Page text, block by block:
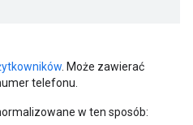
. Może zawierać
telefonu.
w ten sposób: